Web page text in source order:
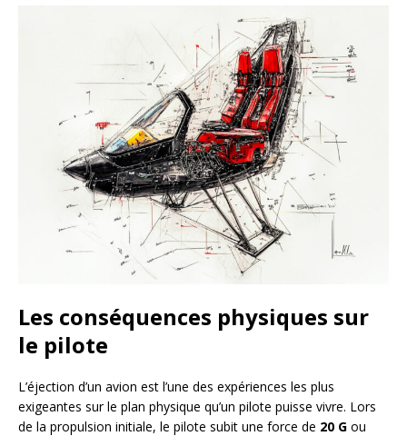
Les conséquences physiques sur
le pilote
L’éjection d’un avion est l’une des expériences les plus
exigeantes sur le plan physique qu’un pilote puisse vivre. Lors
de la propulsion initiale, le pilote subit une force de 20 G ou